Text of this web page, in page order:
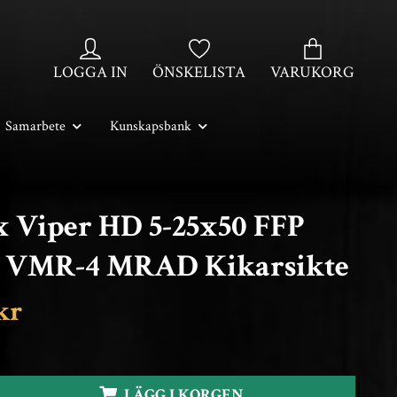
LOGGA IN ÖNSKELISTA VARUKORG
Samarbete Kunskapsbank
Viper HD 5-25x50 FFP
VMR-4 MRAD Kikarsikte